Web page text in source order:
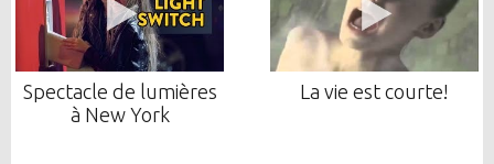
Spectacle de lumières
à New York
La vie est courte!